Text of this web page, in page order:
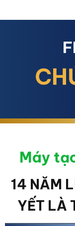
Máy
14 NĂM
YẾT LÀ